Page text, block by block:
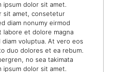
ipsum dolor sit amet.
sit amet, consetetur
diam nonumy eirmod
et dolore magna
diam voluptua. At vero eos
duo dolores et ea rebum.
no sea takimata
ipsum dolor sit amet.